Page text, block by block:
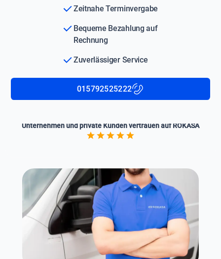
Zeitnahe Terminvergabe
Bequeme Bezahlung auf
Rechnung
Zuverlässiger Service
015792525222
Unternehmen und private Kunden vertrauen auf ROKASA